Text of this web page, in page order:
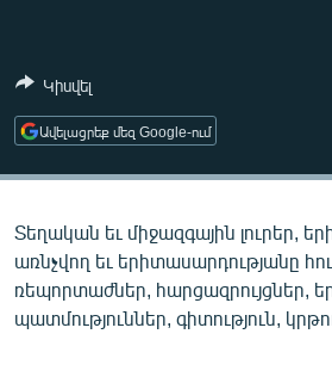
ՄԵԿՆԱԲԱՆՈՒԹՅՈՒՆ
ԿՈՐՈՆԱՎԻՐՈՒՍ
ԱՐԽԻՎ
ՏԵՍԱՆՅՈՒԹԵՐ
Կիսվել
Ավելացրեք մեզ Google-ում
Տեղական եւ միջազգային լուրեր,
առնչվող եւ երիտասարդությանը
ռեպորտաժներ, հարցազրույցներ,
պատմություններ, գիտություն,